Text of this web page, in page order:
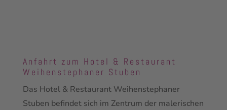
Anfahrt zum Hotel & Restaurant
Weihenstephaner Stuben
Das Hotel & Restaurant Weihenstephaner
Stuben befindet sich im Zentrum der malerischen